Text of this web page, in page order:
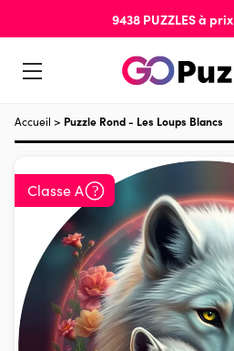
9438 PUZZLESà prix
Accueil > Puzzle Rond - Les Loups Blancs
Classe A